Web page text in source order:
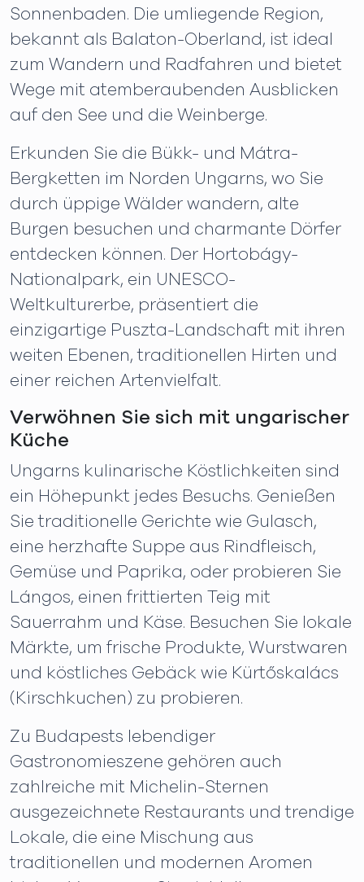
Sonnenbaden. Die umliegende Region,
bekannt als Balaton-Oberland, ist ideal
zum Wandern und Radfahren und bietet
Wege mit atemberaubenden Ausblicken
auf den See und die Weinberge.
Erkunden Sie die Bükk- und Mátra-
Bergketten im Norden Ungarns, wo Sie
durch üppige Wälder wandern, alte
Burgen besuchen und charmante Dörfer
entdecken können. Der Hortobágy-
Nationalpark, ein UNESCO-
Weltkulturerbe, präsentiert die
einzigartige Puszta-Landschaft mit ihren
weiten Ebenen, traditionellen Hirten und
einer reichen Artenvielfalt.
Verwöhnen Sie sich mit ungarischer
Küche
Ungarns kulinarische Köstlichkeiten sind
ein Höhepunkt jedes Besuchs. Genießen
Sie traditionelle Gerichte wie Gulasch,
eine herzhafte Suppe aus Rindfleisch,
Gemüse und Paprika, oder probieren Sie
Lángos, einen frittierten Teig mit
Sauerrahm und Käse. Besuchen Sie lokale
Märkte, um frische Produkte, Wurstwaren
und köstliches Gebäck wie Kürtőskalács
(Kirschkuchen) zu probieren.
Zu Budapests lebendiger
Gastronomieszene gehören auch
zahlreiche mit Michelin-Sternen
ausgezeichnete Restaurants und trendige
Lokale, die eine Mischung aus
traditionellen und modernen Aromen